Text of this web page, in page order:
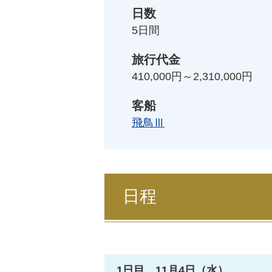
日数
5 日間
旅行代金
410,000円～2,310,000円
客船
飛鳥Ⅲ
日程